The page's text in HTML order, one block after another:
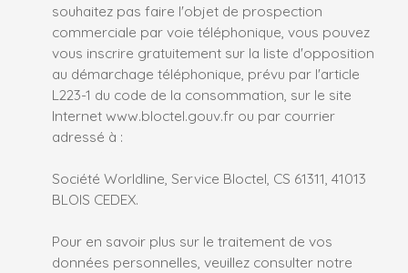
souhaitez pas faire l'objet de prospection
commerciale par voie téléphonique, vous pouvez
vous inscrire gratuitement sur la liste d'opposition
au démarchage téléphonique, prévu par l'article
L223-1 du code de la consommation, sur le site
Internet www.bloctel.gouv.fr ou par courrier
adressé à :
Société Worldline, Service Bloctel, CS 61311, 41013
BLOIS CEDEX.
Pour en savoir plus sur le traitement de vos
données personnelles, veuillez consulter notre